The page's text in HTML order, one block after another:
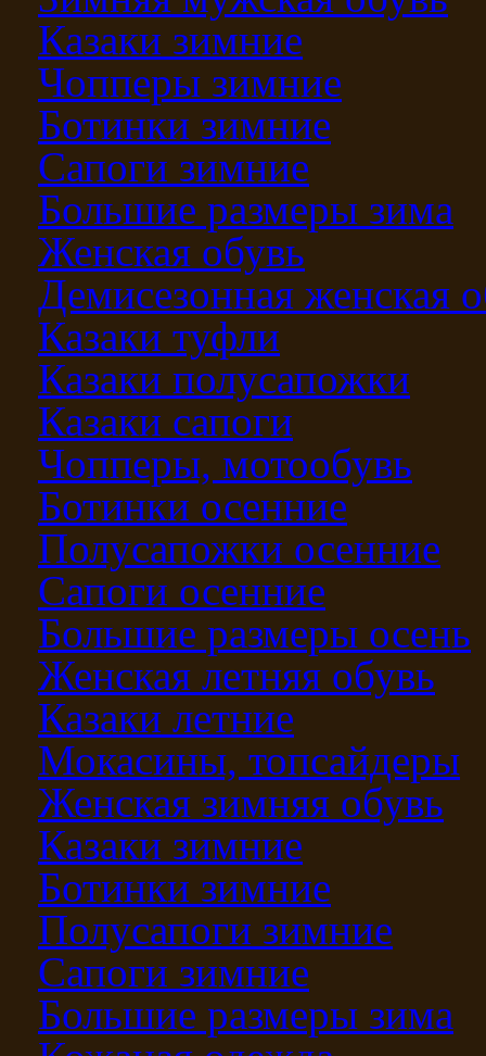
Казаки зимние
Чопперы зимние
Ботинки зимние
Сапоги зимние
Большие размеры зима
Женская обувь
Демисезонная женская
Казаки туфли
Казаки полусапожки
Казаки сапоги
Чопперы, мотообувь
Ботинки осенние
Полусапожки осенние
Сапоги осенние
Большие размеры осень
Женская летняя обувь
Казаки летние
Мокасины, топсайдеры
Женская зимняя обувь
Казаки зимние
Ботинки зимние
Полусапоги зимние
Сапоги зимние
Большие размеры зима